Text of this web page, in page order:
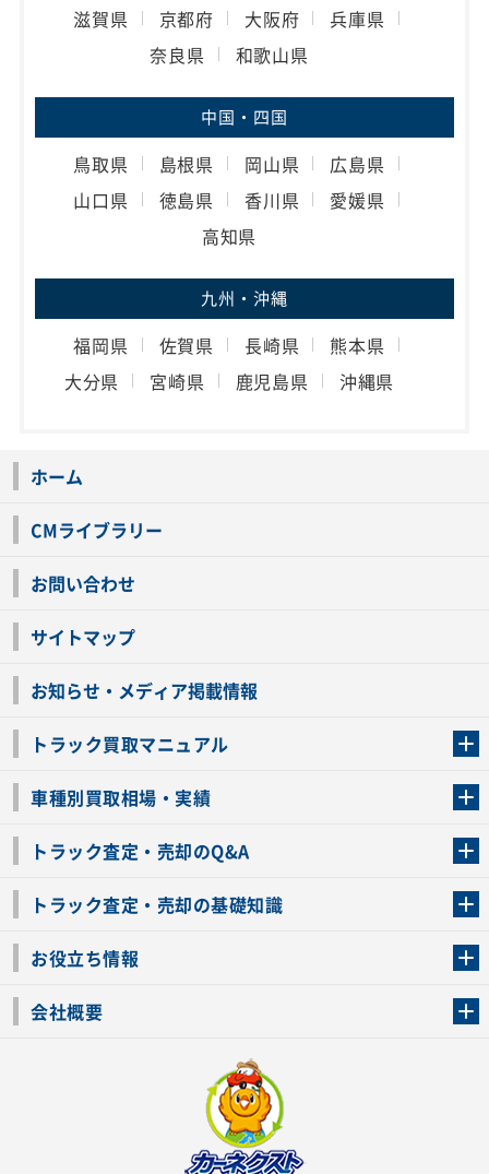
滋賀県 京都府 大阪府
兵庫県
奈良県
和歌山県
中国・四国
鳥取県 島根県 岡山県
広島県
山口県
徳島県 香川県
愛媛県
高知県
九州・沖縄
福岡県 佐賀県 長崎県
熊本県
大分県
宮崎県 鹿児島県 沖縄県
ホーム
CMライブラリー
お問い合わせ
サイトマップ
お知らせ・メディア掲載情報
トラック買取マニュアル
車種別買取相場・実績
トラック査定・売却のQ&A
トラック査定・売却の基礎知識
お役立ち情報
会社概要